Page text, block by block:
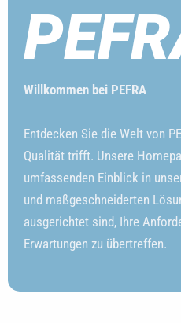
Willkommen bei PEFRA
Entdecken Sie die Welt von
Qualität trifft. Unsere
umfassenden Einblick in
und maßgeschneiderten
ausgerichtet sind, Ihre
Erwartungen zu übertreffen.